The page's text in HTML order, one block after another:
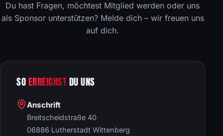
Du hast Fragen, möchtest Mitglied werden oder uns
als Sponsor unterstützen? Melde dich – wir freuen uns
auf dich.
SOERREICHSTDU UNS
Anschrift
Breitscheidstraße 40
06886 Lutherstadt Wittenberg